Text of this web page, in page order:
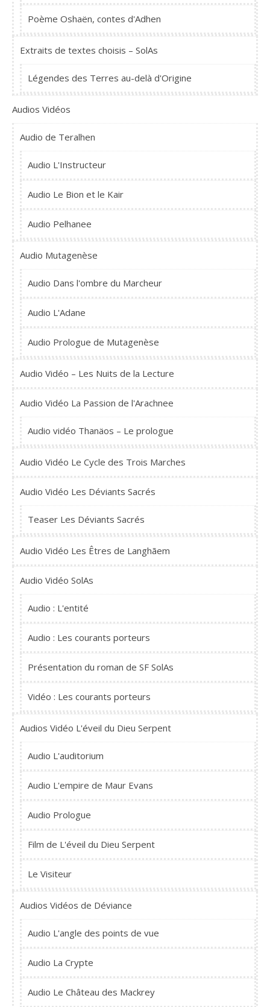
Poème Oshaën, contes d'Adhen
Extraits de textes choisis – SolAs
Légendes des Terres au-delà d'Origine
Audios Vidéos
Audio de Teralhen
Audio L'Instructeur
Audio Le Bion et le Kair
Audio Pelhanee
Audio Mutagenèse
Audio Dans l'ombre du Marcheur
Audio L'Adane
Audio Prologue de Mutagenèse
Audio Vidéo – Les Nuits de la Lecture
Audio Vidéo La Passion de l'Arachnee
Audio vidéo Thanäos – Le prologue
Audio Vidéo Le Cycle des Trois Marches
Audio Vidéo Les Déviants Sacrés
Teaser Les Déviants Sacrés
Audio Vidéo Les Êtres de Langhãem
Audio Vidéo SolAs
Audio : L'entité
Audio : Les courants porteurs
Présentation du roman de SF SolAs
Vidéo : Les courants porteurs
Audios Vidéo L'éveil du Dieu Serpent
Audio L'auditorium
Audio L'empire de Maur Evans
Audio Prologue
Film de L'éveil du Dieu Serpent
Le Visiteur
Audios Vidéos de Déviance
Audio L'angle des points de vue
Audio La Crypte
Audio Le Château des Mackrey